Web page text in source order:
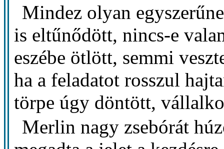
Mindez olyan
is eltűnődött, nincs-e
eszébe ötlött, semmi
ha a feladatot rosszul
törpe úgy döntött,
Merlin nagy zsebórát